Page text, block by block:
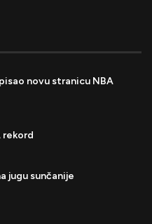
novu stranicu NBA
rekord
jugu sunčanije